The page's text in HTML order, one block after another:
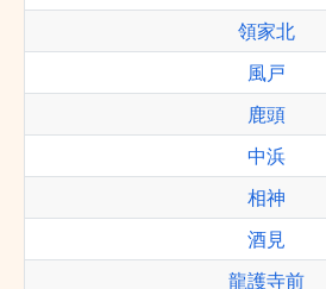
領家北
風戸
鹿頭
中浜
相神
酒見
龍護寺前